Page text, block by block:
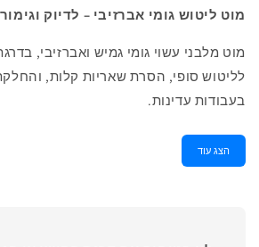
מוט ליטוש גומי אברזיבי – לדיוק
מוט מלבני עשוי גומי גמיש ואברזיבי,
לליטוש סופי, הסרת שאריות קלות,
בעבודות עדינות.
הצג עוד